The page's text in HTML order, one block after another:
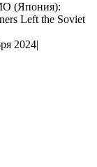
(Япония):
Left the Soviet
2024|